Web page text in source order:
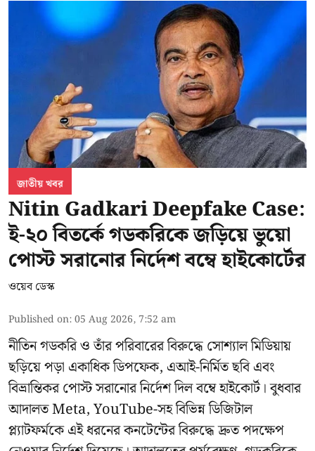
জাতীয় খবর
Nitin Gadkari Deepfake Case:
ই-২০ বিতর্কে গডকরিকে জড়িয়ে ভুয়ো
পোস্ট সরানোর নির্দেশ বম্বে হাইকোর্টের
ওয়েব ডেস্ক
Published on:05 Aug 2026, 7:52 am
নীতিন গডকরি ও তাঁর পরিবারের বিরুদ্ধে সোশ্যাল মিডিয়ায়
ছড়িয়ে পড়া একাধিক ডিপফেক, এআই-নির্মিত ছবি এবং
বিভ্রান্তিকর পোস্ট সরানোর নির্দেশ দিল বম্বে হাইকোর্ট। বুধবার
আদালত Meta, YouTube-সহ বিভিন্ন ডিজিটাল
প্ল্যাটফর্মকে এই ধরনের কনটেন্টের বিরুদ্ধে দ্রুত পদক্ষেপ